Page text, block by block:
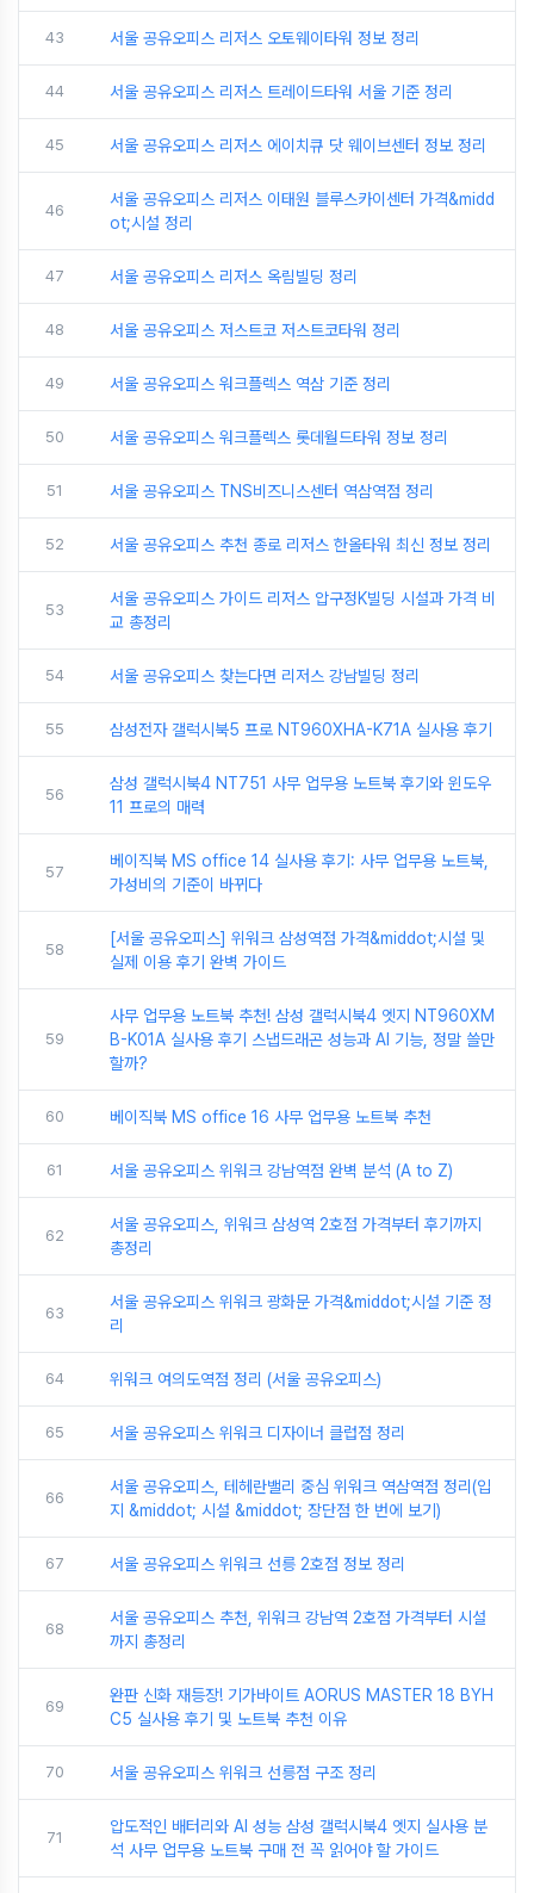
43 서울 공유오피스 리저스 오토웨이타워 정보 정리
44 서울 공유오피스 리저스 트레이드타워 서울 기준 정리
45 서울 공유오피스 리저스 에이치큐 닷 웨이브센터 정보 정리
46
서울 공유오피스 리저스 이태원 블루스카이센터 가격&midd
ot;시설 정리
47 서울 공유오피스 리저스 옥림빌딩 정리
48 서울 공유오피스 저스트코 저스트코타워 정리
49 서울 공유오피스 워크플렉스 역삼 기준 정리
50 서울 공유오피스 워크플렉스 롯데월드타워 정보 정리
51 서울 공유오피스 TNS비즈니스센터 역삼역점 정리
52 서울 공유오피스 추천 종로 리저스 한올타워 최신 정보 정리
53
서울 공유오피스 가이드 리저스 압구정K빌딩 시설과 가격 비
교 총정리
54 서울 공유오피스 찾는다면 리저스 강남빌딩 정리
55 삼성전자 갤럭시북5 프로 NT960XHA-K71A 실사용 후기
56
삼성 갤럭시북4 NT751 사무 업무용 노트북 후기와 윈도우
11 프로의 매력
57
베이직북 MS office 14 실사용 후기: 사무 업무용 노트북,
가성비의 기준이 바뀌다
58
[서울 공유오피스] 위워크 삼성역점 가격&middot;시설 및
실제 이용 후기 완벽 가이드
59
사무 업무용 노트북 추천! 삼성 갤럭시북4 엣지 NT960XM
B-K01A 실사용 후기 스냅드래곤 성능과 AI 기능, 정말 쓸만
할까?
60 베이직북 MS office 16 사무 업무용 노트북 추천
61 서울 공유오피스 위워크 강남역점 완벽 분석 (A to Z)
62
서울 공유오피스, 위워크 삼성역 2호점 가격부터 후기까지
총정리
63
서울 공유오피스 위워크 광화문 가격&middot;시설 기준 정
리
64 위워크 여의도역점 정리 (서울 공유오피스)
65 서울 공유오피스 위워크 디자이너 클럽점 정리
66
서울 공유오피스, 테헤란밸리 중심 위워크 역삼역점 정리(입
지 &middot; 시설 &middot; 장단점 한 번에 보기)
67 서울 공유오피스 위워크 선릉 2호점 정보 정리
68
서울 공유오피스 추천, 위워크 강남역 2호점 가격부터 시설
까지 총정리
69
완판 신화 재등장! 기가바이트 AORUS MASTER 18 BYH
C5 실사용 후기 및 노트북 추천 이유
70 서울 공유오피스 위워크 선릉점 구조 정리
71
압도적인 배터리와 AI 성능 삼성 갤럭시북4 엣지 실사용 분
석 사무 업무용 노트북 구매 전 꼭 읽어야 할 가이드